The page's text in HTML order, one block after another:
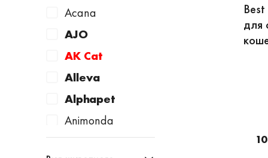
Acana
AJO
AK Cat
Alleva
Alphapet
Animonda
Apicenna
для